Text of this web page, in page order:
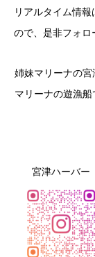
リアルタイム情
ので、是非フォロ
姉妹マリーナの
マリーナの遊漁
宮津ハーバー